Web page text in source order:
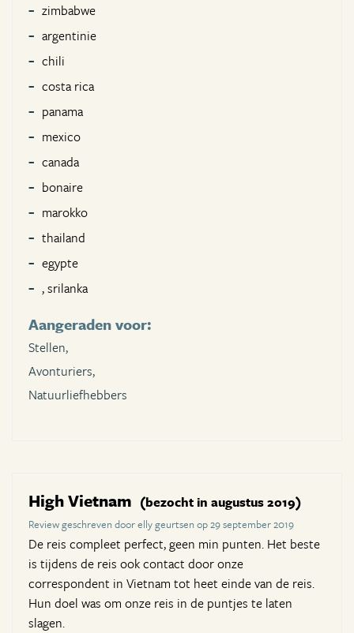
zimbabwe
argentinie
chili
costa rica
panama
mexico
canada
bonaire
marokko
thailand
egypte
, srilanka
Aangeraden voor:
Stellen,
Avonturiers,
Natuurliefhebbers
High Vietnam (bezocht in augustus 2019)
Review geschreven door elly geurtsen op 29 september 2019
De reis compleet perfect, geen min punten. Het beste
is tijdens de reis ook contact door onze
correspondent in Vietnam tot heet einde van de reis.
Hun doel was om onze reis in de puntjes te laten
slagen.